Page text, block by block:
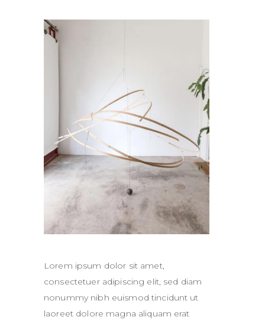
Lorem ipsum dolor sit amet,
consectetuer adipiscing elit, sed diam
nonummy nibh euismod tincidunt ut
laoreet dolore magna aliquam erat